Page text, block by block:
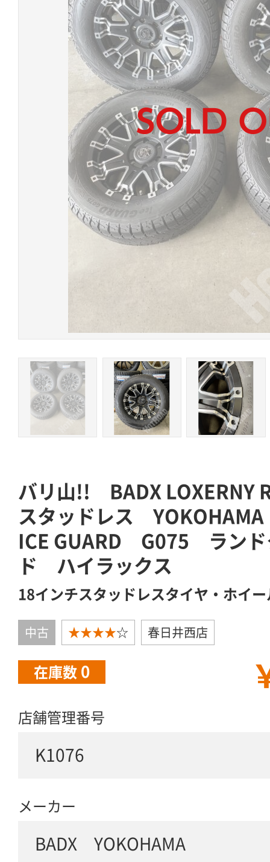
バリ山!! BADX LOXERNY
スタッドレス
ICE GUARD G075 ランド
ド ハイラックス
18インチスタッドレスタイヤ・ホイ
中古 ★★★★☆ 春日井西店
在庫数 0
店舗管理番号
K1076
メーカー
BADX YOKOHAMA